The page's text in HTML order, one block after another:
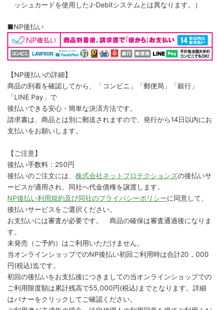
ッシュカードを使用したJ-Debitシステムとは異なります。）
■NP後払い
【NP後払いの詳細】
商品の到着を確認してから、「コンビニ」「郵便局」「銀行」
「LINE Pay」で
後払いできる安心・簡単な決済方法です。
請求書は、商品とは別に郵送されますので、発行から14日以内にお
支払いをお願いします。
【ご注意】
後払い手数料：250円
後払いのご注文には、 株式会社ネットプロテクションズの後払いサ
ービスが適用され、同社へ代金債権を譲渡します。
NP後払い利用規約及び同社のプライバシーポリシーに同意して、
後払いサービスをご選択ください。
お支払いには審査が必要です。 商品の確保は審査通過後になりま
す。
未発売（ご予約）はご利用いただけません。
当オンラインショップでのNP後払い初回ご利用時は合計20，000
円(税込)迄です。
初回の後払いをお支払後につきましての当オンラインショップでの
ご利用限度額は累計残高で55,000円(税込)までとなります。詳細
はバナーをクリックしてご確認ください。